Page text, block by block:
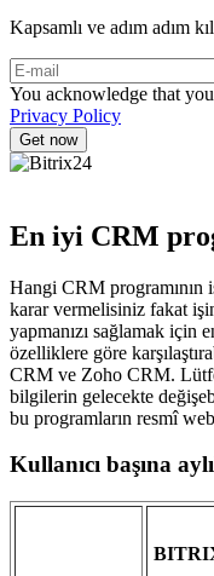
Kapsamlı ve adım adım
You acknowledge that
Privacy Policy
En iyi CRM
Hangi CRM programının
karar vermelisiniz fakat
yapmanızı sağlamak için
özelliklere göre
CRM ve Zoho CRM.
bilgilerin gelecekte
bu programların resmî
Kullanıcı başına